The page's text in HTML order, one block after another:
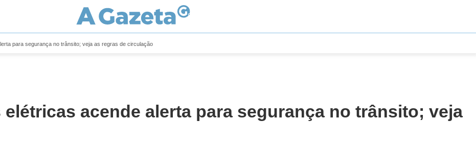
para segurança no trânsito; veja as regras de circulação
acende alerta para segurança no trânsito; veja